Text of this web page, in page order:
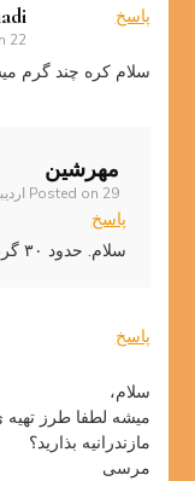
22 آبان 1403 at 9:52 ق.ظ
پاسخ
سلام کره چند گرم
مهرشین
Posted on 29 اردیبهشت 1404 at 3:03 ق.ظ
پاسخ
سلام. حدود ۳۰ گرم
پاسخ
سلام،
میشه لطفا طرز
مازندرانیه بذارید؟
مرسی